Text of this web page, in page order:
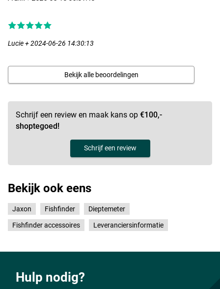
Lucie + 2024-06-26 14:30:13
Bekijk alle beoordelingen
Schrijf een review en maak kans op €100,-
shoptegoed!
Schrijf een review
Bekijk ook eens
Jaxon Fishfinder Dieptemeter
Fishfinder accessoires Leveranciersinformatie
Hulp nodig?